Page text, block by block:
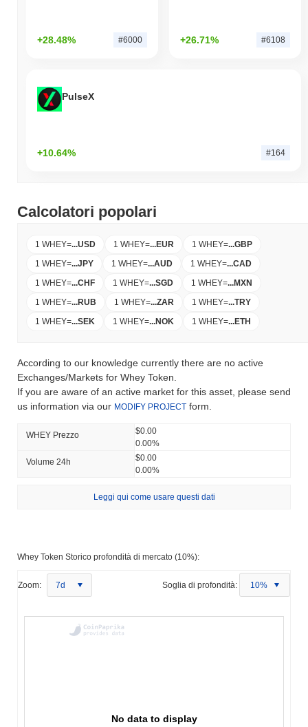
+28.48% #6000 +26.71% #6108
PulseX
+10.64% #164
Calcolatori popolari
1 WHEY=...USD 1 WHEY=...EUR 1 WHEY=...GBP
1 WHEY=...JPY 1 WHEY=...AUD 1 WHEY=...CAD
1 WHEY=...CHF 1 WHEY=...SGD 1 WHEY=...MXN
1 WHEY=...RUB 1 WHEY=...ZAR 1 WHEY=...TRY
1 WHEY=...SEK 1 WHEY=...NOK 1 WHEY=...ETH
According to our knowledge currently there are no active
Exchanges/Markets for Whey Token.
If you are aware of an active market for this asset, please send
us information via our MODIFY PROJECT form.
WHEY Prezzo
$0.00
0.00%
Volume 24h
$0.00
0.00%
Leggi qui come usare questi dati
Whey Token Storico profondità di mercato (10%):
Zoom: 7d Soglia di profondità: 10%
No data to display